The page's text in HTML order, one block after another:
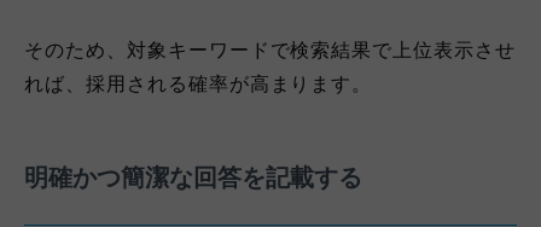
そのため、対象キーワードで検索結果で上位表示させ
れば、採用される確率が高まります。
明確かつ簡潔な回答を記載する